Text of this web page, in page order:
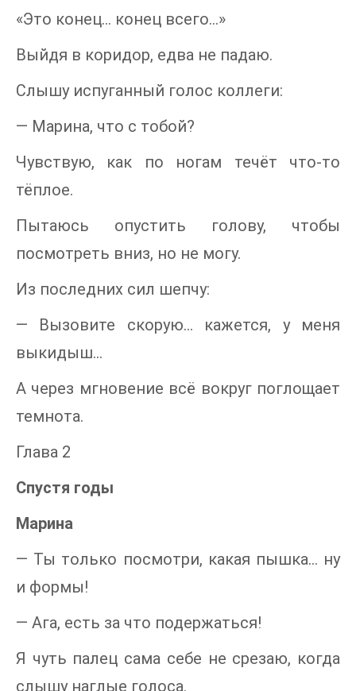
«Это конец… конец всего…»
Выйдя в коридор, едва не падаю.
Слышу испуганный голос коллеги:
— Марина, что с тобой?
Чувствую, как по ногам течёт что-то
тёплое.
Пытаюсь опустить голову, чтобы
посмотреть вниз, но не могу.
Из последних сил шепчу:
— Вызовите скорую… кажется, у меня
выкидыш…
А через мгновение всё вокруг поглощает
темнота.
Глава 2
Спустя годы
Марина
— Ты только посмотри, какая пышка… ну
и формы!
— Ага, есть за что подержаться!
Я чуть палец сама себе не срезаю, когда
слышу наглые голоса.